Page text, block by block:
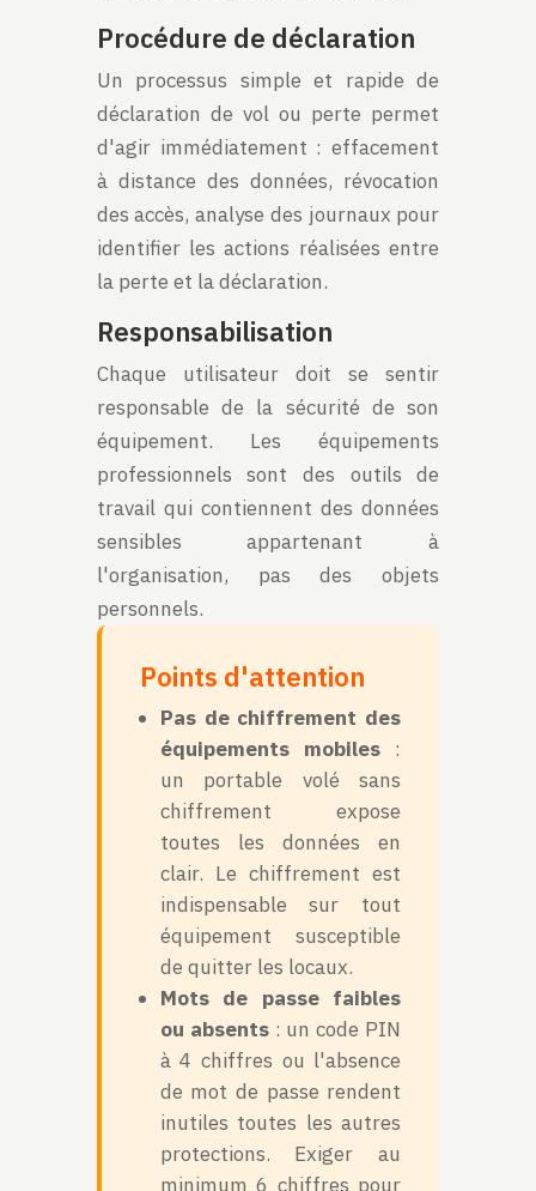
Procédure de déclaration
Un processus simple et rapide de
déclaration de vol ou perte permet
d'agir immédiatement : effacement
à distance des données, révocation
des accès, analyse des journaux pour
identifier les actions réalisées entre
la perte et la déclaration.
Responsabilisation
Chaque utilisateur doit se sentir
responsable de la sécurité de son
équipement. Les équipements
professionnels sont des outils de
travail qui contiennent des données
sensibles appartenant à
l'organisation, pas des objets
personnels.
Points d'attention
Pas de chiffrement des
équipements mobiles :
un portable volé sans
chiffrement expose
toutes les données en
clair. Le chiffrement est
indispensable sur tout
équipement susceptible
de quitter les locaux.
Mots de passe faibles
ou absents: un code PIN
à 4 chiffres ou l'absence
de mot de passe rendent
inutiles toutes les autres
protections. Exiger au
minimum 6 chiffres pour